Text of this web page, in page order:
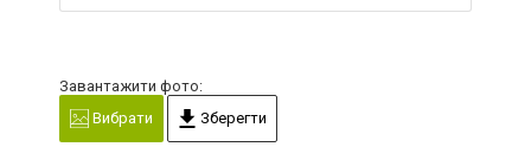
Завантажити фото:
Вибрати
Зберегти